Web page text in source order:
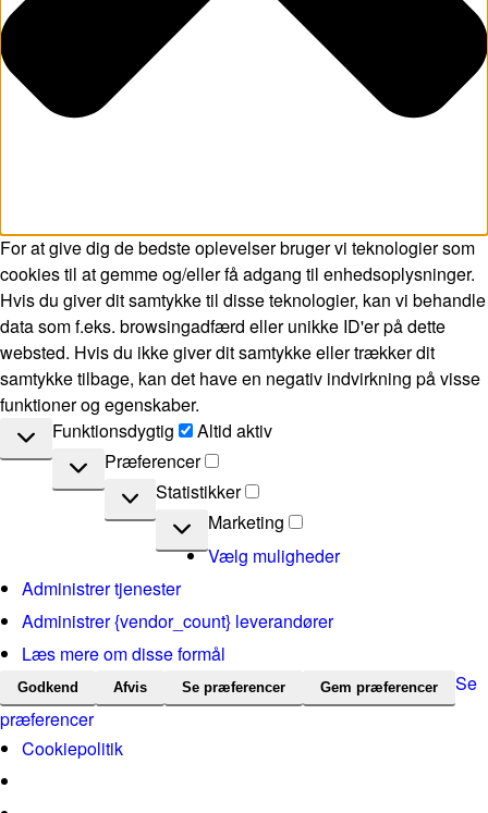
For at give dig de bedste oplevelser bruger vi teknologier som
cookies til at gemme og/eller få adgang til enhedsoplysninger.
Hvis du giver dit samtykke til disse teknologier, kan vi behandle
data som f.eks. browsingadfærd eller unikke ID'er på dette
websted. Hvis du ikke giver dit samtykke eller trækker dit
samtykke tilbage, kan det have en negativ indvirkning på visse
funktioner og egenskaber.
Funktionsdygtig
Funktionsdygtig
Altid aktiv
Præferencer
Præferencer
Statistikker
Statistikker
Marketing
Marketing
Vælg muligheder
Administrer tjenester
Administrer {vendor_count} leverandører
Læs mere om disse formål
Godkend Afvis Se præferencer Gem præferencer
Se
præferencer
Cookiepolitik